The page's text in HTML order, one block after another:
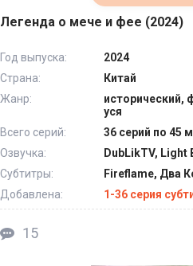
Легенда о мече и фее (2024)
Год выпуска:
2024
Страна:
Китай
Жанр:
исторический,
уся
Всего серий:
36 серий по 45
Озвучка:
DubLikTV, Light
Субтитры:
Fireflame, Два
Добавлена:
1-36 серия
15